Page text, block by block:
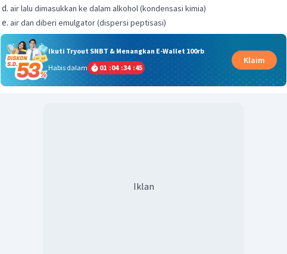
air lalu dimasukkan ke dalam alkohol (kondensasi kimia)
air dan diberi emulgator (dispersi peptisasi)
Ikuti Tryout SNBT & Menangkan E-Wallet 100rb
Habis dalam
01 :04 :34 :45
Klaim
Iklan